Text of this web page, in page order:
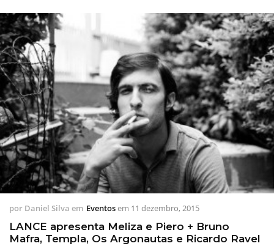
por Daniel Silva em Eventosem 11 dezembro, 2015
LANCE apresenta Meliza e Piero + Bruno
Mafra, Templa, Os Argonautas e Ricardo Ravel